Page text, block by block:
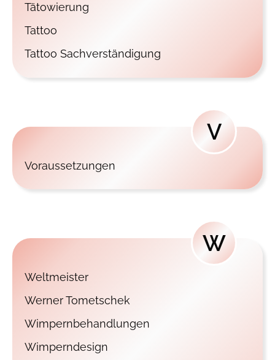
Tätowierung
Tattoo
Tattoo Sachverständigung
V
Voraussetzungen
W
Weltmeister
Werner Tometschek
Wimpernbehandlungen
Wimperndesign